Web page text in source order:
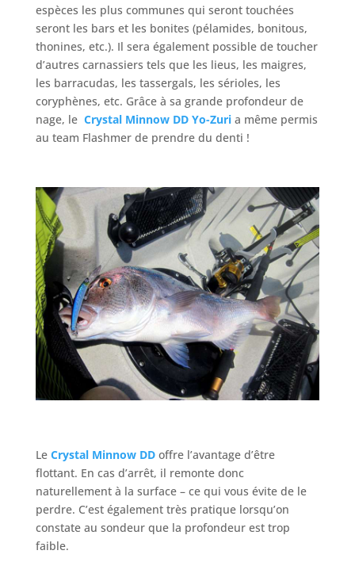
espèces les plus communes qui seront touchées
seront les bars et les bonites (pélamides, bonitous,
thonines, etc.). Il sera également possible de toucher
d’autres carnassiers tels que les lieus, les maigres,
les barracudas, les tassergals, les sérioles, les
coryphènes, etc. Grâce à sa grande profondeur de
nage, le Crystal Minnow DD Yo-Zuria même permis
au team Flashmer de prendre du denti !
Le Crystal Minnow DDoffre l’avantage d’être
flottant. En cas d’arrêt, il remonte donc
naturellement à la surface – ce qui vous évite de le
perdre. C’est également très pratique lorsqu’on
constate au sondeur que la profondeur est trop
faible.